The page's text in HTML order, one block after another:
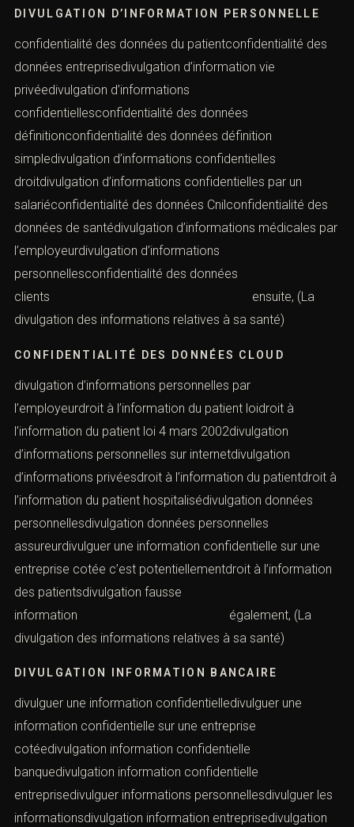
DIVULGATION D’INFORMATION PERSONNELLE
confidentialité des données du patientconfidentialité des
données entreprisedivulgation d’information vie
privéedivulgation d’informations
confidentiellesconfidentialité des données
définitionconfidentialité des données définition
simpledivulgation d’informations confidentielles
droitdivulgation d’informations confidentielles par un
salariéconfidentialité des données Cnilconfidentialité des
données de santédivulgation d’informations médicales par
l’employeurdivulgation d’informations
personnellesconfidentialité des données
clients ensuite, (La
divulgation des informations relatives à sa santé)
CONFIDENTIALITÉ DES DONNÉES CLOUD
divulgation d’informations personnelles par
l’employeurdroit à l’information du patient loidroit à
l’information du patient loi 4 mars 2002divulgation
d’informations personnelles sur internetdivulgation
d’informations privéesdroit à l’information du patientdroit à
l’information du patient hospitalisédivulgation données
personnellesdivulgation données personnelles
assureurdivulguer une information confidentielle sur une
entreprise cotée c’est potentiellementdroit à l’information
des patientsdivulgation fausse
information également, (La
divulgation des informations relatives à sa santé)
DIVULGATION INFORMATION BANCAIRE
divulguer une information confidentielledivulguer une
information confidentielle sur une entreprise
cotéedivulgation information confidentielle
banquedivulgation information confidentielle
entreprisedivulguer informations personnellesdivulguer les
informationsdivulgation information entreprisedivulgation